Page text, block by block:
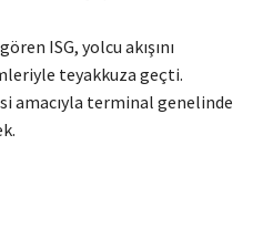
ISG, yolcu akışını
teyakkuza geçti.
amacıyla terminal genelinde